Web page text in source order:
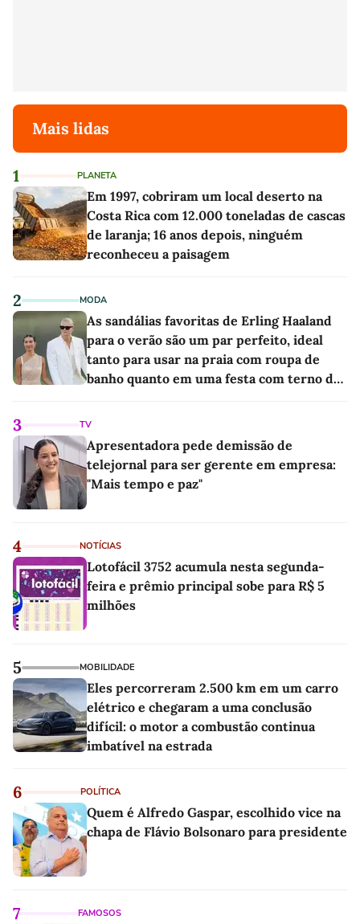
Mais lidas
1 PLANETA
Em 1997, cobriram um local deserto na
Costa Rica com 12.000 toneladas de cascas
de laranja; 16 anos depois, ninguém
reconheceu a paisagem
2 MODA
As sandálias favoritas de Erling Haaland
para o verão são um par perfeito, ideal
tanto para usar na praia com roupa de
banho quanto em uma festa com terno de
3 TV
Apresentadora pede demissão de
telejornal para ser gerente em empresa:
"Mais tempo e paz"
4 NOTÍCIAS
Lotofácil 3752 acumula nesta segunda-
feira e prêmio principal sobe para R$ 5
milhões
5 MOBILIDADE
Eles percorreram 2.500 km em um carro
elétrico e chegaram a uma conclusão
difícil: o motor a combustão continua
imbatível na estrada
6 POLÍTICA
Quem é Alfredo Gaspar, escolhido vice na
chapa de Flávio Bolsonaro para presidente
7 FAMOSOS